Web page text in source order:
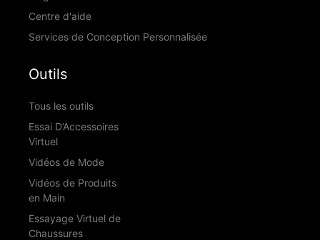
Centre d'aide
Services de Conception Personnalisée
Outils
Tous les outils
Essai D’Accessoires
Virtuel
Vidéos de Mode
Vidéos de Produits
en Main
Essayage Virtuel de
Chaussures